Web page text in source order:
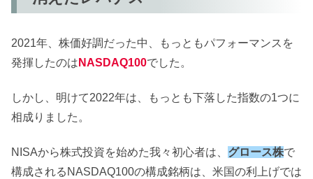
2021年、株価好調だった中、もっともパフォーマンスを
発揮したのは NASDAQ100でした。
しかし、明けて2022年は、もっとも下落した指数の1つに
相成りました。
NISAから株式投資を始めた我々初心者は、 グロース株で
構成されるNASDAQ100の構成銘柄は、米国の利上げでは